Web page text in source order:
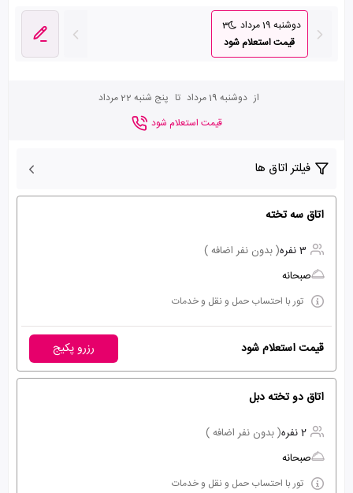
دوشنبه 19 مرداد
3
قیمت استعلام شود
از دوشنبه 19 مرداد تا پنج شنبه 22 مرداد
قیمت استعلام شود
فیلتر اتاق ها
اتاق سه تخته
3 نفره
( بدون نفر اضافه )
صبحانه
تور با احتساب حمل و نقل و خدمات
قیمت استعلام شود رزرو پکیج
اتاق دو تخته دبل
2 نفره
( بدون نفر اضافه )
صبحانه
تور با احتساب حمل و نقل و خدمات